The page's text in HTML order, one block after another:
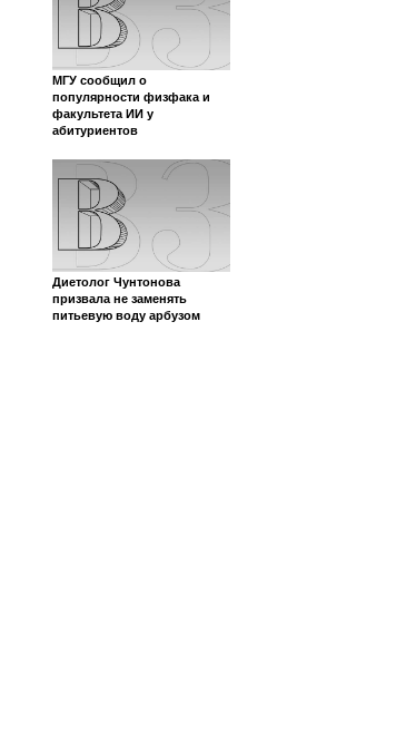
МГУ сообщил о
популярности физфака и
факультета ИИ у
абитуриентов
Диетолог Чунтонова
призвала не заменять
питьевую воду арбузом